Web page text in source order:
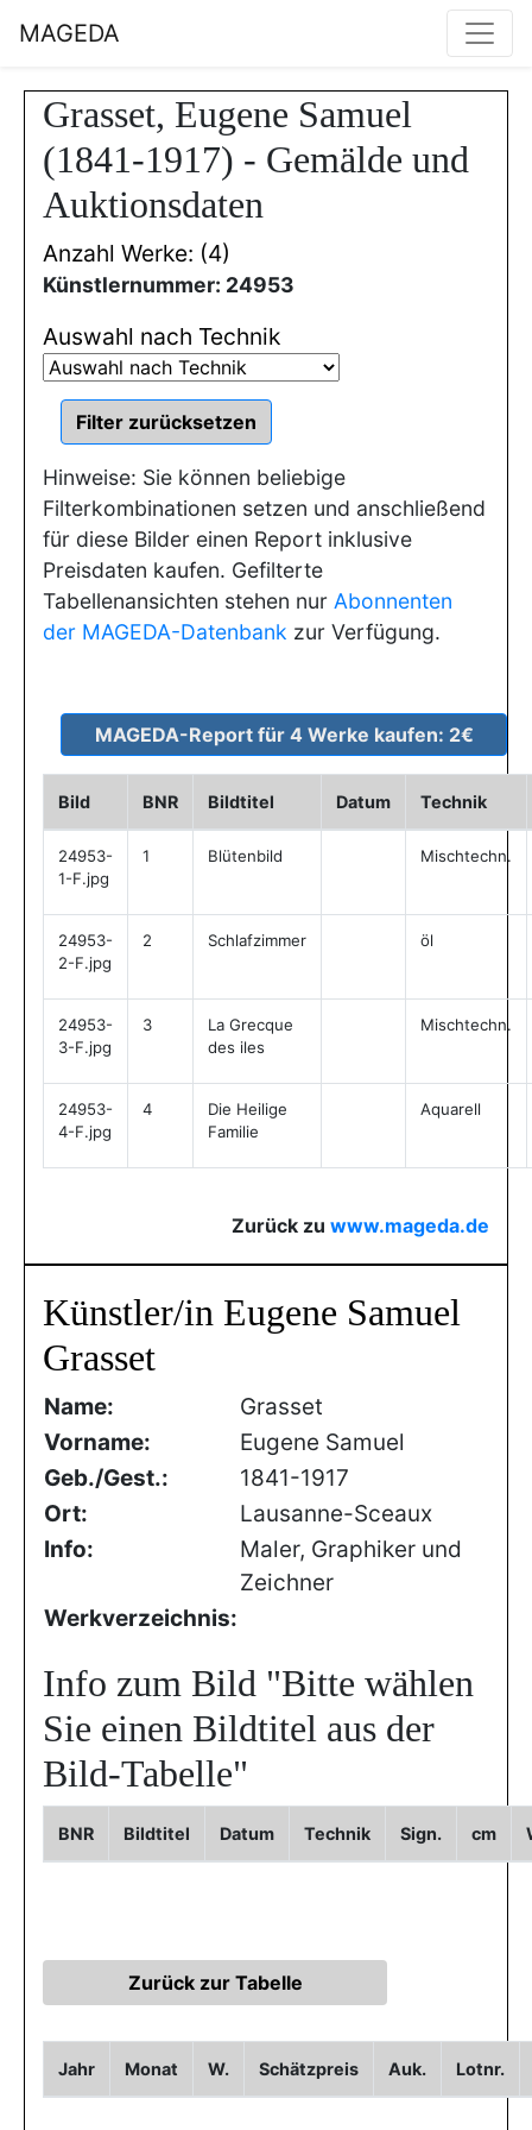
MAGEDA
Grasset, Eugene Samuel
(1841-1917) - Gemälde und
Auktionsdaten
Anzahl Werke: (4)
Künstlernummer: 24953
Auswahl nach Technik
Hinweise: Sie können beliebige
Filterkombinationen setzen und anschließend
für diese Bilder einen Report inklusive
Preisdaten kaufen. Gefilterte
Tabellenansichten stehen nur Abonnenten
der MAGEDA-Datenbank zur Verfügung.
Bild BNR Bildtitel Datum Technik
24953-
1-F.jpg
1 Blütenbild Mischtechn.
24953-
2-F.jpg
2 Schlafzimmer öl
24953-
3-F.jpg
3
La Grecque
des iles
Mischtechn.
24953-
4-F.jpg
4
Die Heilige
Familie
Aquarell
Zurück zu www.mageda.de
Künstler/in Eugene Samuel
Grasset
Name:
Grasset
Vorname:
Eugene Samuel
Geb./Gest.:
1841-1917
Ort:
Lausanne-Sceaux
Info:
Maler, Graphiker und
Zeichner
Werkverzeichnis:
Info zum Bild "Bitte wählen
Sie einen Bildtitel aus der
Bild-Tabelle"
BNR Bildtitel Datum Technik Sign. cm
Jahr Monat W. Schätzpreis Auk. Lotnr.